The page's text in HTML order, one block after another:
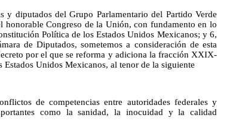
y diputados del Grupo Parlamentario del Partido Verde
Congreso de la Unión, con fundamento en lo
Política de los Estados Unidos Mexicanos; y 6,
de Diputados, sometemos a consideración de esta
por el que se reforma y adiciona la fracción XXIX-
Unidos Mexicanos, al tenor de la siguiente
de competencias entre autoridades federales y
como la sanidad, la inocuidad y la calidad